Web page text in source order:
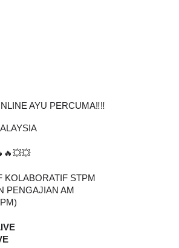
AYU PERCUMA‼️‼️
KOLABORATIF STPM
PENGAJIAN AM